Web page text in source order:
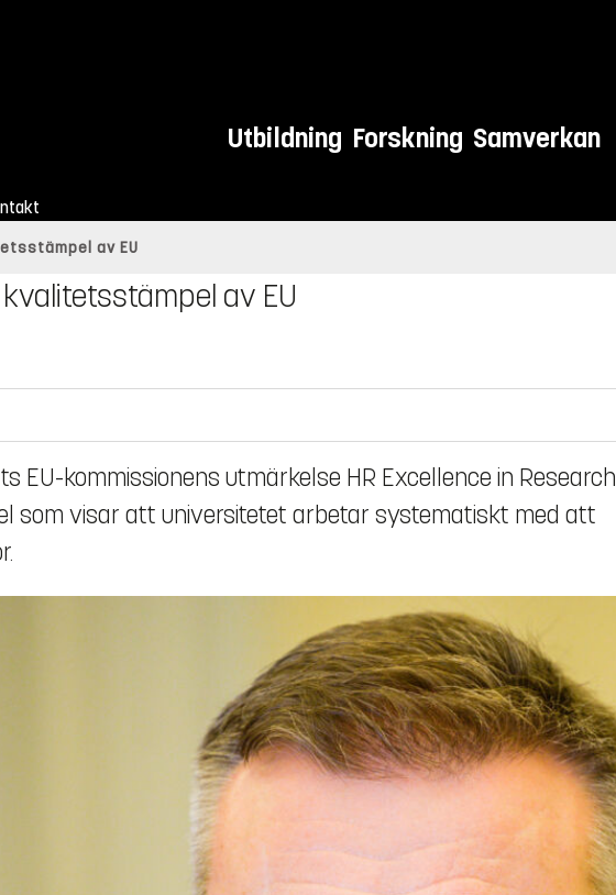
Utbildning Forskning Samverkan
av EU
av EU
EU-kommissionens utmärkelse HR Excellence in Research
som visar att universitetet arbetar systematiskt med att